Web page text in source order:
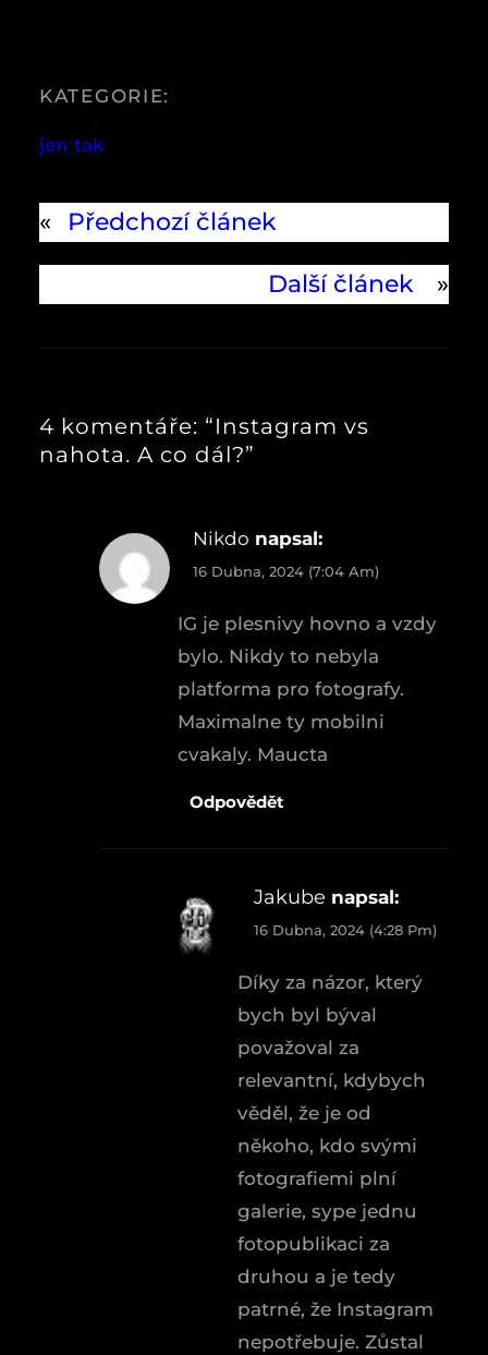
KATEGORIE:
jen tak
« Předchozí článek
Další článek »
4 komentáře: “Instagram vs
nahota. A co dál?”
Nikdo napsal:
16 Dubna, 2024 (7:04 Am)
IG je plesnivy hovno a vzdy
bylo. Nikdy to nebyla
platforma pro fotografy.
Maximalne ty mobilni
cvakaly. Maucta
Odpovědět
Jakube napsal:
16 Dubna, 2024 (4:28 Pm)
Díky za názor, který
bych byl býval
považoval za
relevantní, kdybych
věděl, že je od
někoho, kdo svými
fotografiemi plní
galerie, sype jednu
fotopublikaci za
druhou a je tedy
patrné, že Instagram
nepotřebuje. Zůstal